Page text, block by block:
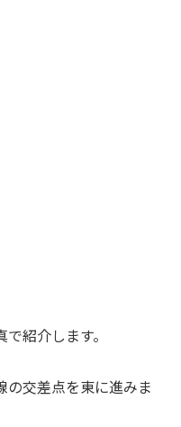
紹介します。
の交差点を東に進みま